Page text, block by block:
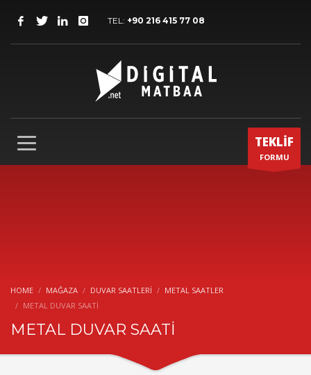
TEL: +90 216 415 77 08
TEKLİF
FORMU
HOME MAĞAZA DUVAR SAATLERI
METAL SAATLER
METAL DUVAR SAATİ
METAL DUVAR SAATİ